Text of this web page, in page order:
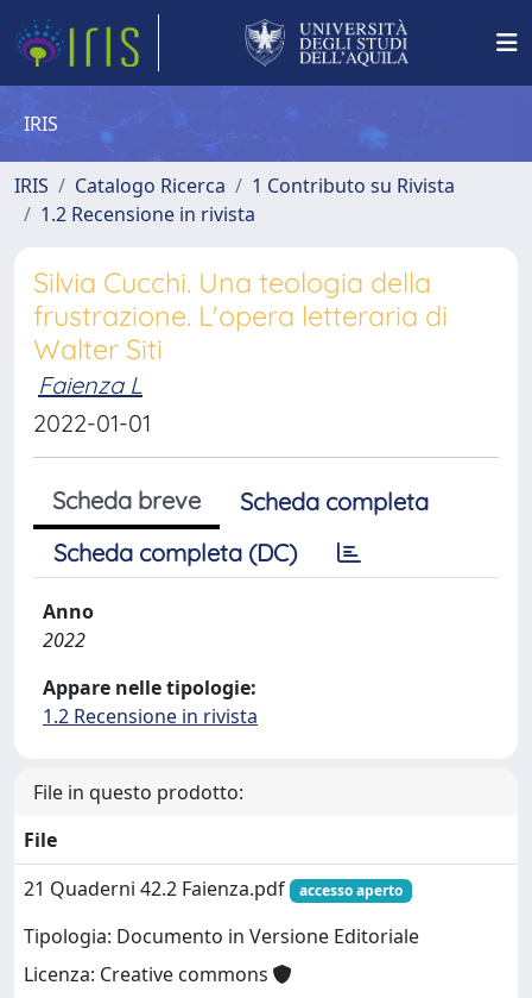
IRIS
IRIS Catalogo Ricerca
1 Contributo su Rivista
1.2 Recensione in rivista
Silvia Cucchi. Una teologia della
frustrazione. L'opera letteraria di
Walter Siti
Faienza L
2022-01-01
Scheda breve
Scheda completa
Scheda completa (DC)
Anno
2022
Appare nelle tipologie:
1.2 Recensione in rivista
File in questo prodotto:
File
21 Quaderni 42.2 Faienza.pdf
accesso aperto
Tipologia: Documento in Versione Editoriale
Licenza: Creative commons